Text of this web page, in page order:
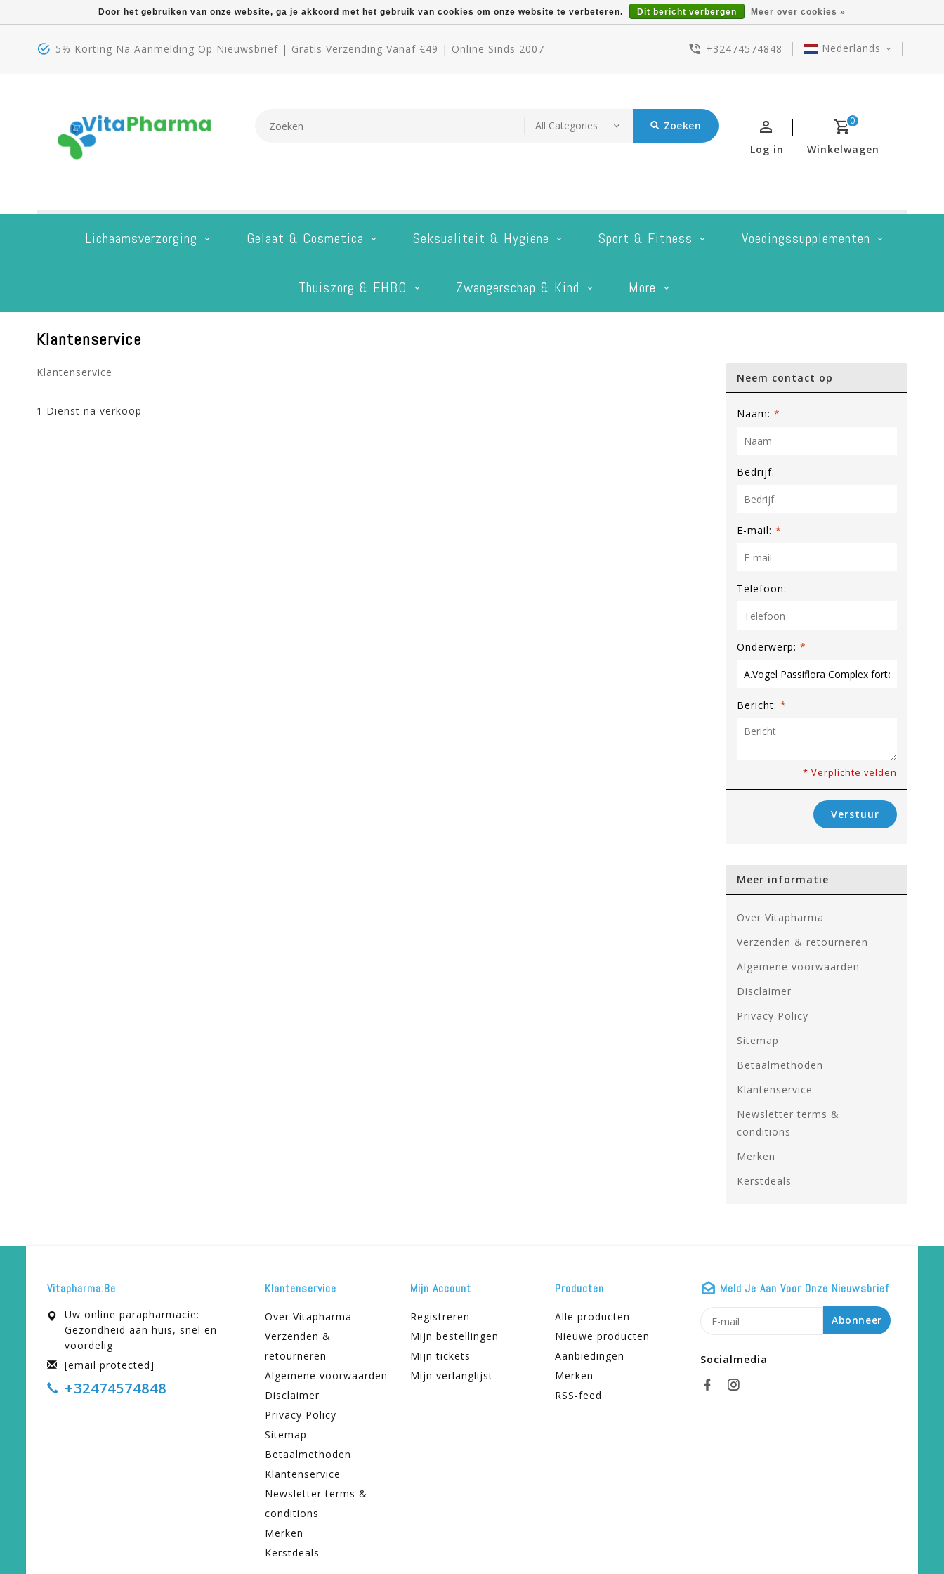
5% Korting Na Aanmelding Op Nieuwsbrief | Gratis Verzending Vanaf €49 | Online Sinds 2007 +32474574848 Nederlands
Zoeken 0
Winkelwagen
Log in
Lichaamsverzorging Gelaat & Cosmetica Seksualiteit & Hygiëne Sport & Fitness Voedingssupplementen
Thuiszorg & EHBO Zwangerschap & Kind More
Klantenservice
Klantenservice
1 Dienst na verkoop
Neem contact op
Naam:*
Bedrijf:
E-mail:*
Telefoon:
Onderwerp:*
Bericht:*
* Verplichte velden
Verstuur
Meer informatie
Over Vitapharma
Verzenden & retourneren
Algemene voorwaarden
Disclaimer
Privacy Policy
Sitemap
Betaalmethoden
Klantenservice
Newsletter terms &
conditions
Merken
Kerstdeals
Vitapharma.be
Uw online parapharmacie:
Gezondheid aan huis, snel en
voordelig
[email protected]
+32474574848
Klantenservice
Over Vitapharma
Verzenden &
retourneren
Algemene voorwaarden
Disclaimer
Privacy Policy
Sitemap
Betaalmethoden
Klantenservice
Newsletter terms &
conditions
Merken
Kerstdeals
Mijn Account
Registreren
Mijn bestellingen
Mijn tickets
Mijn verlanglijst
Producten
Alle producten
Nieuwe producten
Aanbiedingen
Merken
RSS-feed
Meld Je Aan Voor Onze Nieuwsbrief
Abonneer
Socialmedia
Door het gebruiken van onze website, ga je akkoord met het gebruik van cookies om onze website te verbeteren. Dit bericht verbergen Meer over cookies »